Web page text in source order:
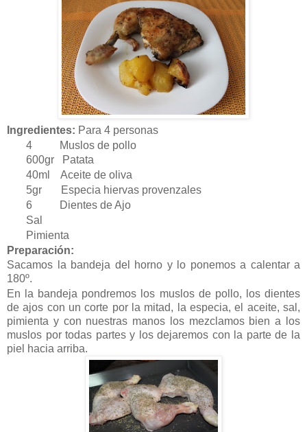
Ingredientes: Para 4 personas
4 Muslos de pollo
600gr Patata
40ml Aceite de oliva
5gr Especia hiervas provenzales
6 Dientes de Ajo
Sal
Pimienta
Preparación:
Sacamos la bandeja del horno y lo ponemos a calentar a
180º.
En la bandeja pondremos los muslos de pollo, los dientes
de ajos con un corte por la mitad, la especia, el aceite, sal,
pimienta y con nuestras manos los mezclamos bien a los
muslos por todas partes y los dejaremos con la parte de la
piel hacia arriba.